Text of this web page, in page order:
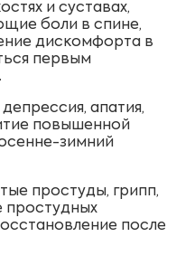
и суставах,
боли в спине,
дискомфорта в
первым
апатия,
повышенной
зимний
простуды, грипп,
простудных
после